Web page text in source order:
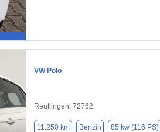
VW Polo
Reutlingen, 72762
11.250 km Benzin 85 kw (116 PS)